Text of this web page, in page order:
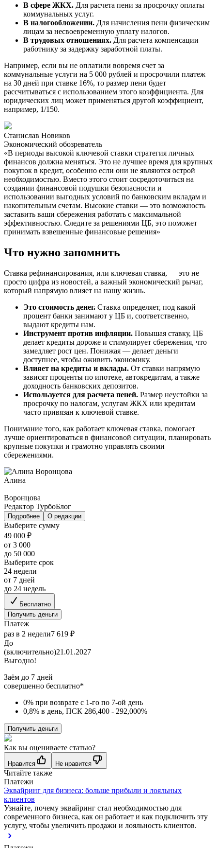
В сфере ЖКХ. Для расчета пени за просрочку оплаты
коммунальных услуг.
В налогообложении. Для начисления пени физическим
лицам за несвоевременную уплату налогов.
В трудовых отношениях. Для расчета компенсации
работнику за задержку заработной платы.
Например, если вы не оплатили вовремя счет за
коммунальные услуги на 5 000 рублей и просрочили платеж
на 30 дней при ставке 16%, то размер пени будет
рассчитываться с использованием этого коэффициента. Для
юридических лиц может применяться другой коэффициент,
например, 1/150.
Станислав Новиков
Экономический обозреватель
«В периоды высокой ключевой ставки стратегия личных
финансов должна меняться. Это не лучшее время для крупных
покупок в кредит, особенно если они не являются острой
необходимостью. Вместо этого стоит сосредоточиться на
создании финансовой подушки безопасности и
использовании выгодных условий по банковским вкладам и
накопительным счетам. Высокие ставки — это возможность
заставить ваши сбережения работать с максимальной
эффективностью. Следите за решениями ЦБ, это поможет
принимать взвешенные финансовые решения»
Что нужно запомнить
Ставка рефинансирования, или ключевая ставка, — это не
просто цифра из новостей, а важный экономический рычаг,
который напрямую влияет на нашу жизнь.
Это стоимость денег. Ставка определяет, под какой
процент банки занимают у ЦБ и, соответственно,
выдают кредиты нам.
Инструмент против инфляции. Повышая ставку, ЦБ
делает кредиты дороже и стимулирует сбережения, что
замедляет рост цен. Понижая — делает деньги
доступнее, чтобы оживить экономику.
Влияет на кредиты и вклады. От ставки напрямую
зависят проценты по ипотеке, автокредитам, а также
доходность банковских депозитов.
Используется для расчета пеней. Размер неустойки за
просрочку по налогам, услугам ЖКХ или кредитам
часто привязан к ключевой ставке.
Понимание того, как работает ключевая ставка, помогает
лучше ориентироваться в финансовой ситуации, планировать
крупные покупки и грамотно управлять своими
сбережениями.
Алина
Воронцова
Редактор ТурбоБлог
Подробнее О редакции
Выберите сумму
49 000 ₽
от 3 000
до 50 000
Выберите срок
24 недели
от 7 дней
до 24 недель
Бесплатно
Получить деньги
Платеж
раз в 2 недели7 619 ₽
До
(включительно)21.01.2027
Выгодно!
Заём до 7 дней
совершенно бесплатно*
0% при возврате с 1-го по 7-ой день
0,8% в день, ПСК 286,400 - 292,000%
Получить деньги
Как вы оцениваете статью?
Нравится Не нравится
Читайте также
Платежи
Эквайринг для бизнеса: больше прибыли и лояльных
клиентов
Узнайте, почему эквайринг стал необходимостью для
современного бизнеса, как он работает и как подключить эту
услугу, чтобы увеличить продажи и лояльность клиентов.